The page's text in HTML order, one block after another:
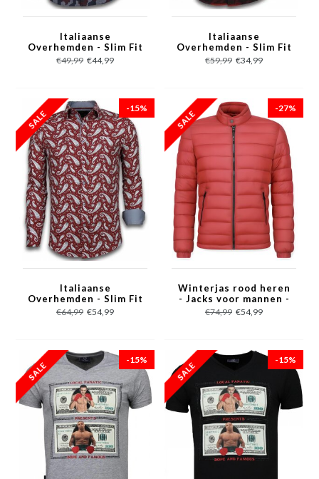
Italiaanse
Overhemden - Slim Fit
Overhemd - Blouse
Dotted Camouflage
€49,99 €44,99
Italiaanse
Overhemden - Slim Fit
Overhemd - Blouse
Big Stripe Camouflage
€59,99 €34,99
-15%
Italiaanse
Overhemden - Slim Fit
Overhemd - Blouse
Flower Pattern -
€64,99 €54,99
-27%
Winterjas rood heren
- Jacks voor mannen -
PI-7027R - Rood
€74,99 €54,99
-15% -15%